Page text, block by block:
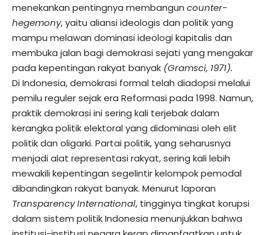
menekankan pentingnya membangun counter-
hegemony, yaitu aliansi ideologis dan politik yang
mampu melawan dominasi ideologi kapitalis dan
membuka jalan bagi demokrasi sejati yang mengakar
pada kepentingan rakyat banyak (Gramsci, 1971).
Di Indonesia, demokrasi formal telah diadopsi melalui
pemilu reguler sejak era Reformasi pada 1998. Namun,
praktik demokrasi ini sering kali terjebak dalam
kerangka politik elektoral yang didominasi oleh elit
politik dan oligarki. Partai politik, yang seharusnya
menjadi alat representasi rakyat, sering kali lebih
mewakili kepentingan segelintir kelompok pemodal
dibandingkan rakyat banyak. Menurut laporan
Transparency International, tingginya tingkat korupsi
dalam sistem politik Indonesia menunjukkan bahwa